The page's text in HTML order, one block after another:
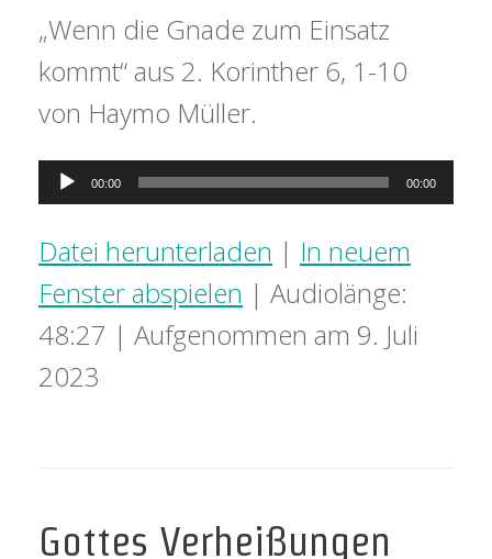
„Wenn die Gnade zum Einsatz
kommt“ aus 2. Korinther 6, 1-10
von Haymo Müller.
Audio-
00:00 00:00
Datei herunterladen | In neuem
Fenster abspielen | Audiolänge:
48:27 | Aufgenommen am 9. Juli
2023
Gottes Verheißungen